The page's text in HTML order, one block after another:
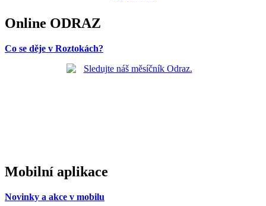
Online ODRAZ
Co se děje v Roztokách?
Mobilní aplikace
Novinky a akce v mobilu